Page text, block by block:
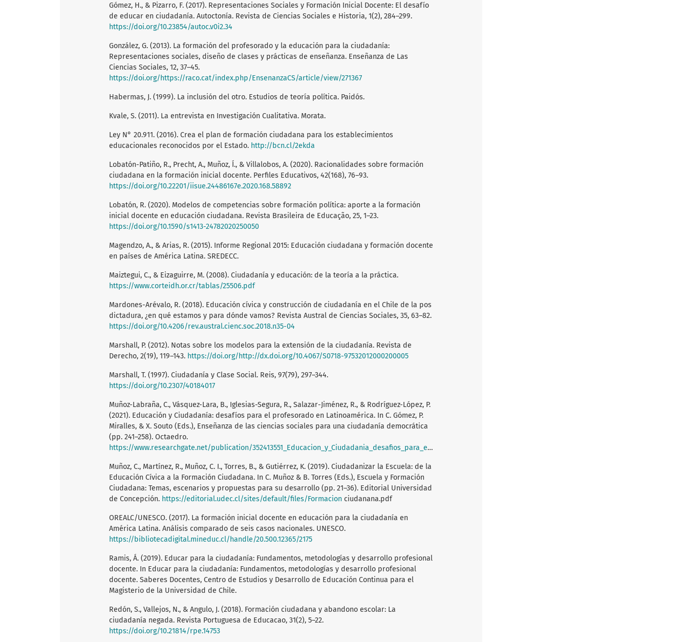
Gómez, H., & Pizarro, F. (2017). Representaciones Sociales y Formación Inicial Docente: El desafío
de educar en ciudadanía. Autoctonía. Revista de Ciencias Sociales e Historia, 1(2), 284–299.
https://doi.org/10.23854/autoc.v0i2.34
González, G. (2013). La formación del profesorado y la educación para la ciudadanía:
Representaciones sociales, diseño de clases y prácticas de enseñanza. Enseñanza de Las
Ciencias Sociales, 12, 37–45.
https://doi.org/https://raco.cat/index.php/EnsenanzaCS/article/view/271367
Habermas, J. (1999). La inclusión del otro. Estudios de teoría política. Paidós.
Kvale, S. (2011). La entrevista en Investigación Cualitativa. Morata.
Ley N° 20.911. (2016). Crea el plan de formación ciudadana para los establecimientos
educacionales reconocidos por el Estado. http://bcn.cl/2ekda
Lobatón-Patiño, R., Precht, A., Muñoz, Í., & Villalobos, A. (2020). Racionalidades sobre formación
ciudadana en la formación inicial docente. Perfiles Educativos, 42(168), 76–93.
https://doi.org/10.22201/iisue.24486167e.2020.168.58892
Lobatón, R. (2020). Modelos de competencias sobre formación política: aporte a la formación
inicial docente en educación ciudadana. Revista Brasileira de Educação, 25, 1–23.
https://doi.org/10.1590/s1413-24782020250050
Magendzo, A., & Arias, R. (2015). Informe Regional 2015: Educación ciudadana y formación docente
en países de América Latina. SREDECC.
Maiztegui, C., & Eizaguirre, M. (2008). Ciudadanía y educación: de la teoría a la práctica.
https://www.corteidh.or.cr/tablas/25506.pdf
Mardones-Arévalo, R. (2018). Educación cívica y construcción de ciudadanía en el Chile de la pos
dictadura, ¿en qué estamos y para dónde vamos? Revista Austral de Ciencias Sociales, 35, 63–82.
https://doi.org/10.4206/rev.austral.cienc.soc.2018.n35-04
Marshall, P. (2012). Notas sobre los modelos para la extensión de la ciudadanía. Revista de
Derecho, 2(19), 119–143. https://doi.org/http://dx.doi.org/10.4067/S0718-97532012000200005
Marshall, T. (1997). Ciudadanía y Clase Social. Reis, 97(79), 297–344.
https://doi.org/10.2307/40184017
Muñoz-Labraña, C., Vásquez-Lara, B., Iglesias-Segura, R., Salazar-Jiménez, R., & Rodríguez-López, P.
(2021). Educación y Ciudadanía: desafíos para el profesorado en Latinoamérica. In C. Gómez, P.
Miralles, & X. Souto (Eds.), Enseñanza de las ciencias sociales para una ciudadanía democrática
(pp. 241–258). Octaedro.
https://www.researchgate.net/publication/352413551_Educacion_y_Ciudadania_desafios_para_el_profesorado_en_Latinoamerica/references#fullTextFileContent
Muñoz, C., Martínez, R., Muñoz, C. I., Torres, B., & Gutiérrez, K. (2019). Ciudadanizar la Escuela: de la
Educación Cívica a la Formación Ciudadana. In C. Muñoz & B. Torres (Eds.), Escuela y Formación
Ciudadana: Temas, escenarios y propuestas para su desarrollo (pp. 21–36). Editorial Universidad
de Concepción. https://editorial.udec.cl/sites/default/files/Formacion ciudanana.pdf
OREALC/UNESCO. (2017). La formación inicial docente en educación para la ciudadanía en
América Latina. Análisis comparado de seis casos nacionales. UNESCO.
https://bibliotecadigital.mineduc.cl/handle/20.500.12365/2175
Ramis, Á. (2019). Educar para la ciudadanía: Fundamentos, metodologías y desarrollo profesional
docente. In Educar para la ciudadanía: Fundamentos, metodologías y desarrollo profesional
docente. Saberes Docentes, Centro de Estudios y Desarrollo de Educación Continua para el
Magisterio de la Universidad de Chile.
Redón, S., Vallejos, N., & Angulo, J. (2018). Formación ciudadana y abandono escolar: La
ciudadanía negada. Revista Portuguesa de Educacao, 31(2), 5–22.
https://doi.org/10.21814/rpe.14753